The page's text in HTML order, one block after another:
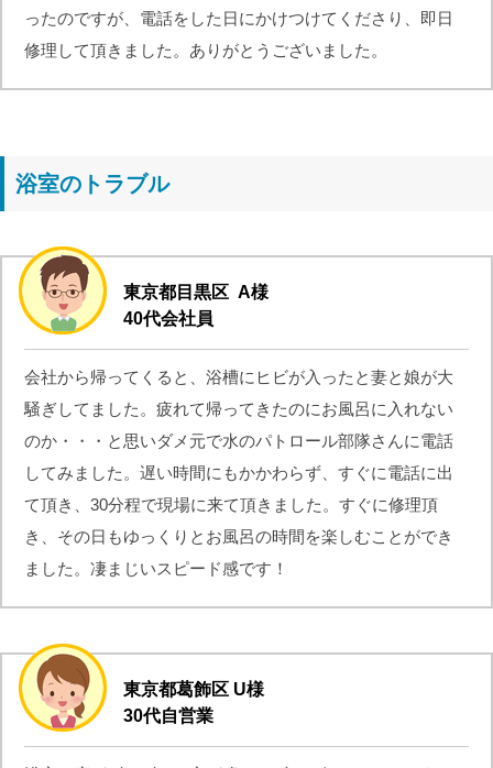
ったのですが、電話をした日にかけつけてくださり、即日
修理して頂きました。ありがとうございました。
浴室のトラブル
東京都目黒区 A様
40代会社員
会社から帰ってくると、浴槽にヒビが入ったと妻と娘が大
騒ぎしてました。疲れて帰ってきたのにお風呂に入れない
のか・・・と思いダメ元で水のパトロール部隊さんに電話
してみました。遅い時間にもかかわらず、すぐに電話に出
て頂き、30分程で現場に来て頂きました。すぐに修理頂
き、その日もゆっくりとお風呂の時間を楽しむことができ
ました。凄まじいスピード感です！
東京都葛飾区 U様
30代自営業